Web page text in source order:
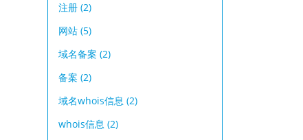
注册 (2)
网站 (5)
域名备案 (2)
备案 (2)
域名whois信息 (2)
whois信息 (2)